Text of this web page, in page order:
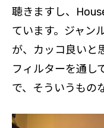
聴きますし、
ています。ジャン
が、カッコ良いと
フィルターを通し
で、そういうもの